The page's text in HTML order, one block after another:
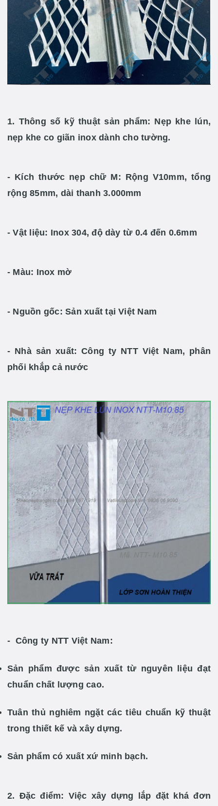
1. Thông số kỹ thuật sản phẩm: Nẹp khe lún,
nẹp khe co giãn inox dành cho tường.
- Kích thước nẹp chữ M: Rộng V10mm, tổng
rộng 85mm, dài thanh 3.000mm
- Vật liệu: Inox 304, độ dày từ 0.4 đến 0.6mm
- Màu: Inox mờ
- Nguồn gốc: Sản xuất tại Việt Nam
- Nhà sản xuất:Công ty NTT Việt Nam, phân
phối khắp cả nước
- Công ty NTT Việt Nam:
Sản phẩm được sản xuất từ nguyên liệu đạt
chuẩn chất lượng cao.
Tuân thủ nghiêm ngặt các tiêu chuẩn kỹ thuật
trong thiết kế và xây dựng.
Sản phẩm có xuất xứ minh bạch.
2. Đặc điểm: Việc xây dựng lắp đặt khá đơn